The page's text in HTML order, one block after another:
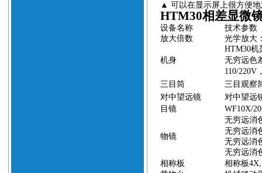
▲可以在显示屏上很方便
HTM30相差显微
设备名称
技术参数
放大倍数
光学放大
机身
HTM30机
无穷远色
110/220V
三目筒
三目观察
对中望远镜
对中望远
目镜
WF10X/20
物镜
无穷远消
无穷远消
无穷远消
无穷远消
相称板
相称板